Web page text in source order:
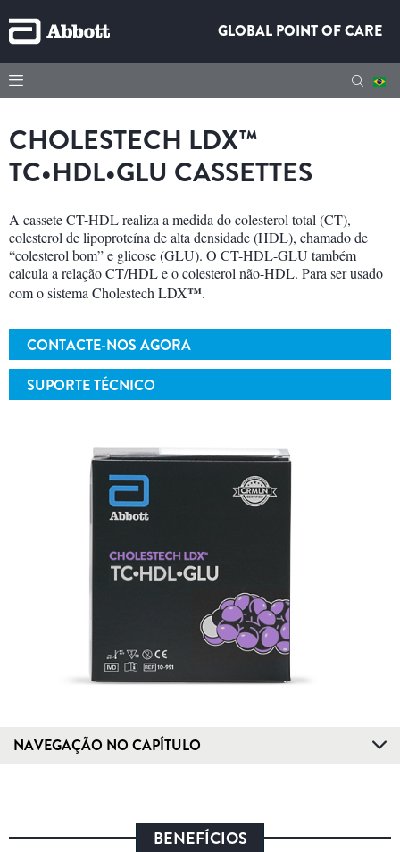
GLOBAL POINT OF CARE
CHOLESTECH LDX™
TC•HDL•GLU CASSETTES
A cassete CT-HDL realiza a medida do colesterol total (CT),
colesterol de lipoproteína de alta densidade (HDL), chamado de
“colesterol bom” e glicose (GLU). O CT-HDL-GLU também
calcula a relação CT/HDL e o colesterol não-HDL. Para ser usado
com o sistema Cholestech LDX™.
CONTACTE-NOS AGORA
SUPORTE TÉCNICO
NAVEGAÇÃO NO CAPÍTULO
BENEFÍCIOS